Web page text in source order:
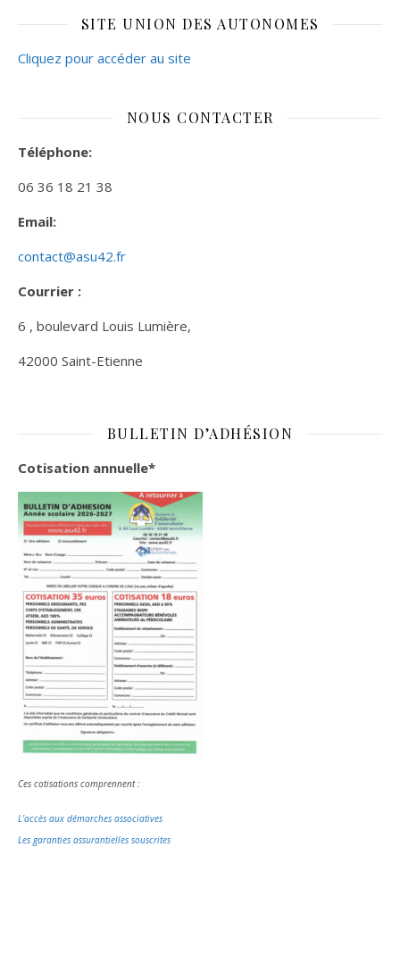
SITE UNION DES AUTONOMES
Cliquez pour accéder au site
NOUS CONTACTER
Téléphone:
06 36 18 21 38
Email:
contact@asu42.fr
Courrier :
6 , boulevard Louis Lumière,
42000 Saint-Etienne
BULLETIN D’ADHÉSION
Cotisation annuelle*
Ces cotisations comprennent :
L’accès aux démarches associatives
Les garanties assurantielles souscrites